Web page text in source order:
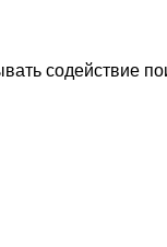
содействие